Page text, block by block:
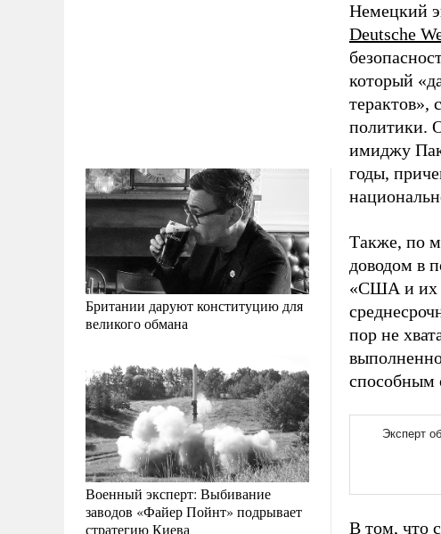
Британии даруют конституцию для
великого обмана
Военный эксперт: Выбивание
заводов «Файер Пойнт» подрывает
стратегию Киева
Немецкий
Deutsche
который
терактов»,
политики.
имиджу
годы,
Также, по
доводом в
«США и их
пор не
способным
В том, что